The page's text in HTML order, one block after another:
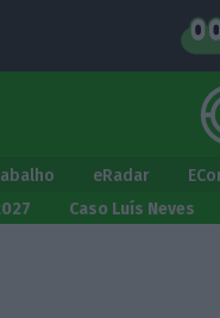
eRadar
Caso Luís Neves